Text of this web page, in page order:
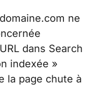
ne
dans Search
indexée »
la page chute à